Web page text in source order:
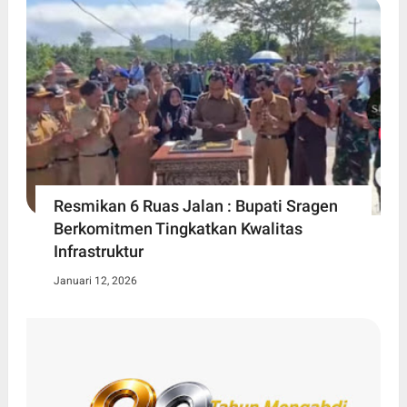
Resmikan 6 Ruas Jalan : Bupati Sragen
Berkomitmen Tingkatkan Kwalitas
Infrastruktur
Januari 12, 2026